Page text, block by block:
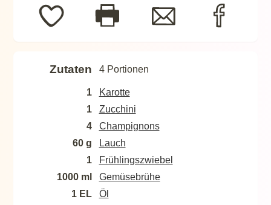
Zutaten 4 Portionen
1
Karotte
1
Zucchini
4
Champignons
60 g
Lauch
1
Frühlingszwiebel
1000 ml
Gemüsebrühe
1 EL
Öl